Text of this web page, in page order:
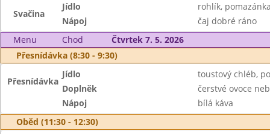
Svačina
Jídlo
rohlík,
Nápoj
čaj dobré ráno
Menu
Chod
Čtvrtek 7. 5. 2026
Přesnídávka (8:30 - 9:30)
Přesnídávka
Jídlo
toustový chléb,
Doplněk
čerstvé ovoce
Nápoj
bílá káva
Oběd (11:30 - 12:30)